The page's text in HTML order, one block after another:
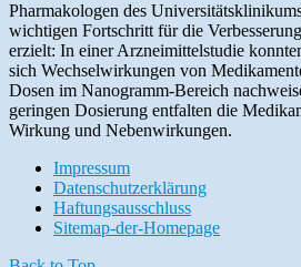
Pharmakologen des
wichtigen Fortschritt für die
erzielt: In einer Arzneimittelstudie
sich Wechselwirkungen von
Dosen im Nanogramm-Bereich
geringen Dosierung entfalten die
Wirkung und Nebenwirkungen.
Impressum
Datenschutzerklärung
Haftungsausschluss
Sitemap-der-Homepage